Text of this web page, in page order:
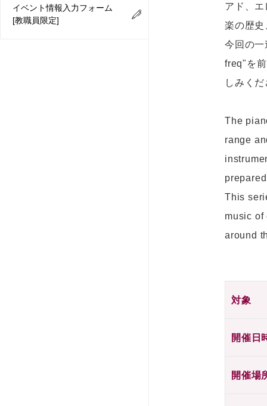
アド、
楽の歴
今回の
freq"を
しみく
The
range
This
music of
around
対象
開催日
開催場
イベント情報入力フォーム
[教職員限定]